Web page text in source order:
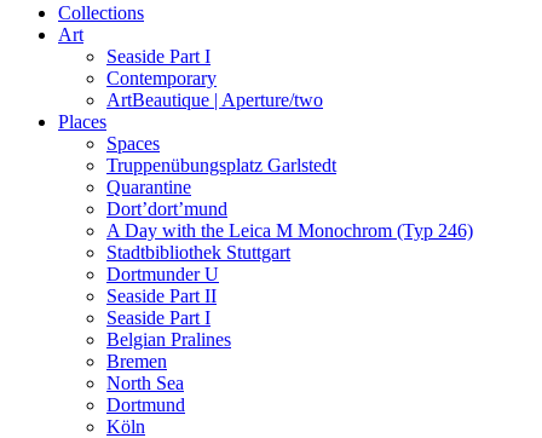
Collections
Art
Seaside Part I
Contemporary
ArtBeautique | Aperture/two
Places
Spaces
Truppenübungsplatz Garlstedt
Quarantine
Dort’dort’mund
A Day with the Leica M Monochrom (Typ 246)
Stadtbibliothek Stuttgart
Dortmunder U
Seaside Part II
Seaside Part I
Belgian Pralines
Bremen
North Sea
Dortmund
Köln